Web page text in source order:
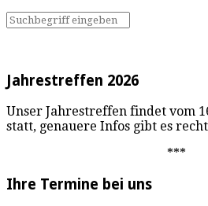
Jahrestreffen 2026
Unser Jahrestreffen findet vom
statt, genauere Infos gibt es
***
Ihre Termine bei uns